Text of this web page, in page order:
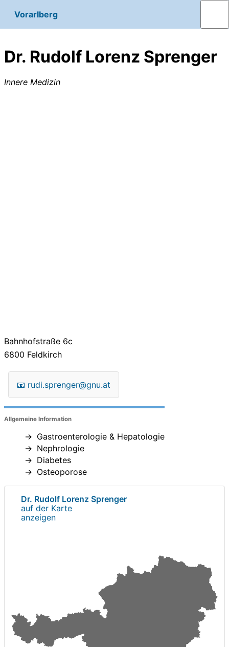
Vorarlberg
Dr. Rudolf Lorenz Sprenger
Innere Medizin
Bahnhofstraße 6c
6800 Feldkirch
📧 rudi.sprenger@gnu.at
Allgemeine Information
Gastroenterologie & Hepatologie
Nephrologie
Diabetes
Osteoporose
Dr. Rudolf Lorenz Sprenger
auf der Karte
anzeigen